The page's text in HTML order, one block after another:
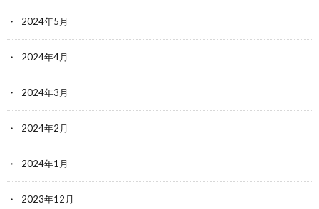
2024年5月
2024年4月
2024年3月
2024年2月
2024年1月
2023年12月